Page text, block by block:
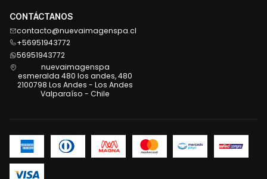
CONTÁCTANOS
contacto@nuevaimagenspa.cl
+56951943772
56951943772
nuevaimagenspa
esmeralda 480 los andes, 480
2100798 Los Andes - Los Andes
Valparaíso - Chile